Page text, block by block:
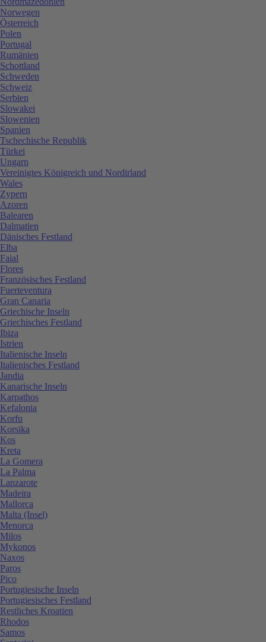
Norwegen
Österreich
Polen
Portugal
Rumänien
Schottland
Schweden
Schweiz
Serbien
Slowakei
Slowenien
Spanien
Tschechische Republik
Türkei
Ungarn
Vereinigtes Königreich und Nordirland
Wales
Zypern
Azoren
Balearen
Dalmatien
Dänisches Festland
Elba
Faial
Flores
Französisches Festland
Fuerteventura
Gran Canaria
Griechische Inseln
Griechisches Festland
Ibiza
Istrien
Italienische Inseln
Italienisches Festland
Jandia
Kanarische Inseln
Karpathos
Kefalonia
Korfu
Korsika
Kos
Kreta
La Gomera
La Palma
Lanzarote
Madeira
Mallorca
Malta (Insel)
Menorca
Milos
Mykonos
Naxos
Paros
Pico
Portugiesische Inseln
Portugiesisches Festland
Restliches Kroatien
Rhodos
Samos